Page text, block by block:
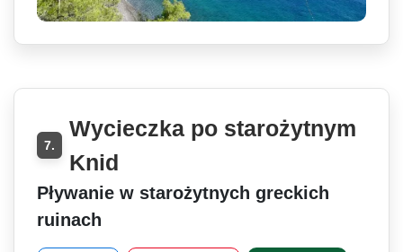
7.
Wycieczka po starożytnym
Knid
Pływanie w starożytnych greckich
ruinach